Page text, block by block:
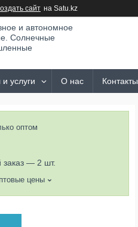
сайт на Satu.kz
и автономное
Солнечные
услуги О нас Контакты
оптом
— 2 шт.
цены